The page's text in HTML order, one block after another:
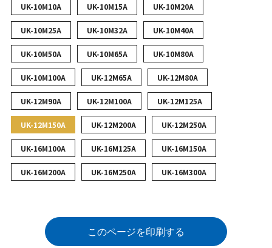
UK-10M10A UK-10M15A UK-10M20A
UK-10M25A UK-10M32A UK-10M40A
UK-10M50A UK-10M65A UK-10M80A
UK-10M100A UK-12M65A UK-12M80A
UK-12M90A UK-12M100A UK-12M125A
UK-12M150A UK-12M200A UK-12M250A
UK-16M100A UK-16M125A UK-16M150A
UK-16M200A UK-16M250A UK-16M300A
このページを印刷する